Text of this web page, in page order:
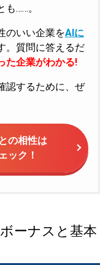
も……。
のいい企業をAIに
。質問に答えるだ
た企業がわかる!
認するために、ぜ
の相性は
ック！
ーナスと基本